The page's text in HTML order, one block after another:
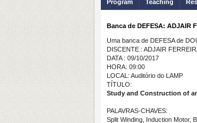
Program Teaching
Banca de DEFESA: ADJAIR
Uma banca de DEFESA de
DISCENTE : ADJAIR
DATA : 09/10/2017
HORA: 09:00
LOCAL: Auditório do LAMP
TÍTULO:
Study and Construction of
PALAVRAS-CHAVES:
Split Winding, Induction Motor,